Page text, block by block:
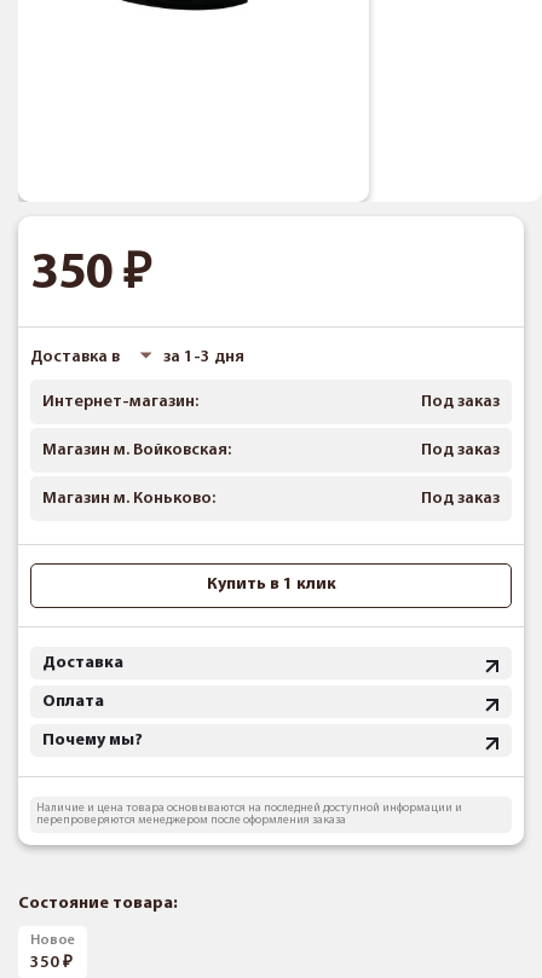
350
Доставка в за 1-3 дня
Интернет-магазин: Под заказ
Магазин м. Войковская: Под заказ
Магазин м. Коньково: Под заказ
Купить в 1 клик
Доставка
Оплата
Почему мы?
Наличие и цена товара основываются на последней доступной информации и
перепроверяются менеджером после оформления заказа
Состояние товара:
Новое
350